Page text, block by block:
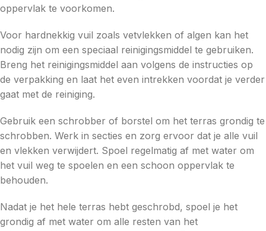
oppervlak te voorkomen.
Voor hardnekkig vuil zoals vetvlekken of algen kan het
nodig zijn om een speciaal reinigingsmiddel te gebruiken.
Breng het reinigingsmiddel aan volgens de instructies op
de verpakking en laat het even intrekken voordat je verder
gaat met de reiniging.
Gebruik een schrobber of borstel om het terras grondig te
schrobben. Werk in secties en zorg ervoor dat je alle vuil
en vlekken verwijdert. Spoel regelmatig af met water om
het vuil weg te spoelen en een schoon oppervlak te
behouden.
Nadat je het hele terras hebt geschrobd, spoel je het
grondig af met water om alle resten van het